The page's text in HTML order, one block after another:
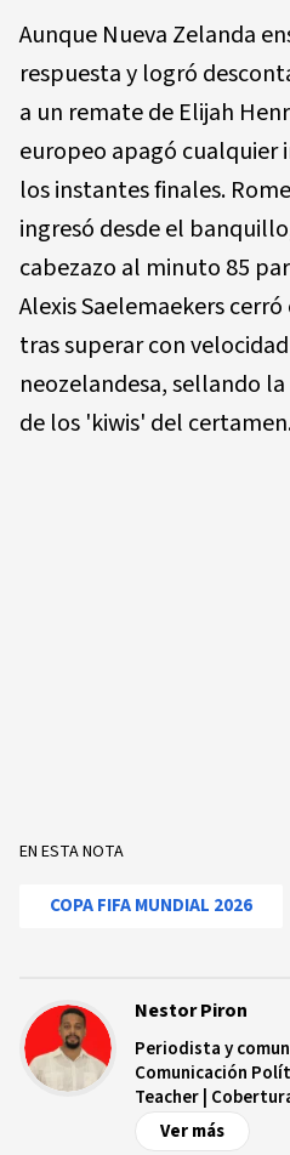
Aunque Nueva Zelanda
respuesta y logró
a un remate de Elijah
europeo apagó
los instantes finales.
ingresó desde el
cabezazo al minuto 85
Alexis Saelemaekers
tras superar con
neozelandesa, sellando
de los 'kiwis' del
EN ESTA NOTA
COPA FIFA MUNDIAL 2026
Nestor Piron
Periodista y
Comunicación
Teacher |
digital.
Ver más